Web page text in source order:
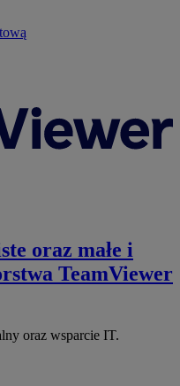
oraz małe i
TeamViewer
oraz wsparcie IT.